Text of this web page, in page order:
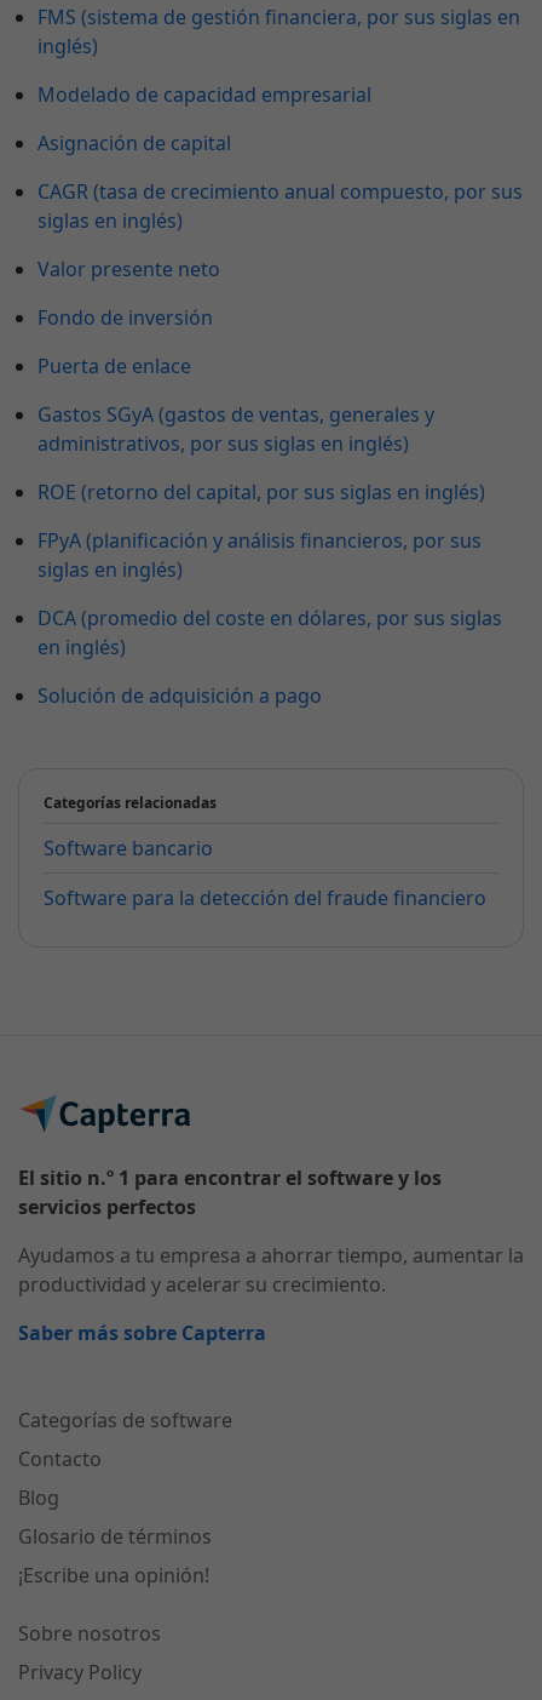
FMS (sistema de gestión financiera, por sus siglas en
inglés)
Modelado de capacidad empresarial
Asignación de capital
CAGR (tasa de crecimiento anual compuesto, por sus
siglas en inglés)
Valor presente neto
Fondo de inversión
Puerta de enlace
Gastos SGyA (gastos de ventas, generales y
administrativos, por sus siglas en inglés)
ROE (retorno del capital, por sus siglas en inglés)
FPyA (planificación y análisis financieros, por sus
siglas en inglés)
DCA (promedio del coste en dólares, por sus siglas
en inglés)
Solución de adquisición a pago
Categorías relacionadas
Software bancario
Software para la detección del fraude financiero
El sitio n.º 1 para encontrar el software y los
servicios perfectos
Ayudamos a tu empresa a ahorrar tiempo, aumentar la
productividad y acelerar su crecimiento.
Saber más sobre Capterra
Categorías de software
Contacto
Blog
Glosario de términos
¡Escribe una opinión!
Sobre nosotros
Privacy Policy